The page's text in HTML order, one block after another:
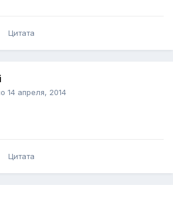
Цитата
14 апреля, 2014
Цитата